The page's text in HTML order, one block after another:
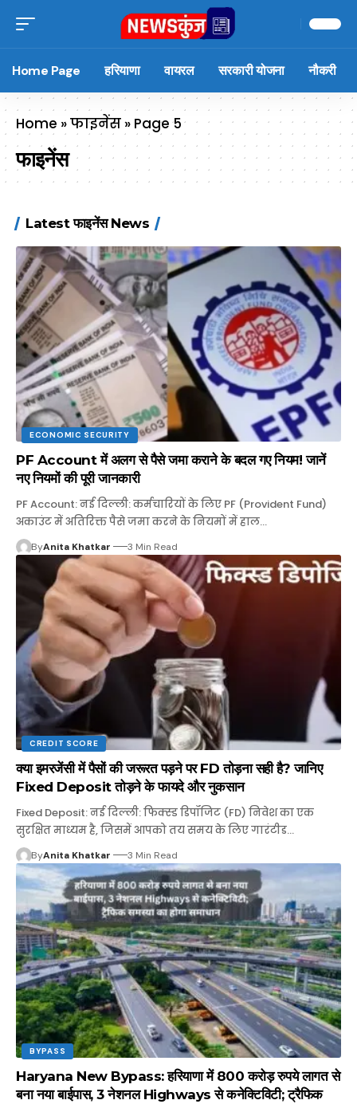
Home Page हरियाणा वायरल सरकारी योजना नौकरी
Home »फाइनेंस» Page 5
फाइनेंस
Latest फाइनेंस News
ECONOMIC SECURITY
PF Account में अलग से पैसे जमा कराने के बदल गए नियम! जानें
नए नियमों की पूरी जानकारी
PF Account: नई दिल्ली: कर्मचारियों के लिए PF (Provident Fund)
अकाउंट में अतिरिक्त पैसे जमा करने के नियमों में हाल…
ByAnita Khatkar 3 Min Read
CREDIT SCORE
क्या इमरजेंसी में पैसों की जरूरत पड़ने पर FD तोड़ना सही है? जानिए
Fixed Deposit तोड़ने के फायदे और नुकसान
Fixed Deposit: नई दिल्ली: फिक्स्ड डिपॉजिट (FD) निवेश का एक
सुरक्षित माध्यम है, जिसमें आपको तय समय के लिए गारंटीड…
ByAnita Khatkar 3 Min Read
BYPASS
Haryana New Bypass: हरियाणा में 800 करोड़ रुपये लागत से
बना नया बाईपास, 3 नेशनल Highways से कनेक्टिविटी; ट्रैफिक